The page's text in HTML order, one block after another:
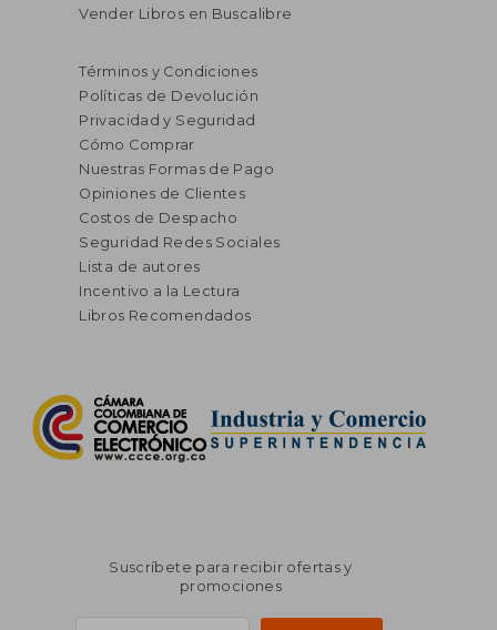
Vender Libros en Buscalibre
Términos y Condiciones
Políticas de Devolución
Privacidad y Seguridad
Cómo Comprar
Nuestras Formas de Pago
Opiniones de Clientes
Costos de Despacho
Seguridad Redes Sociales
Lista de autores
Incentivo a la Lectura
Libros Recomendados
Suscríbete para recibir ofertas y
promociones